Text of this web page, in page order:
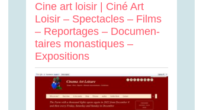
Cine art loisir | Ciné Art
Loisir – Spectacles – Films
– Reportages – Documen­
tai­res monastiques –
Expositions